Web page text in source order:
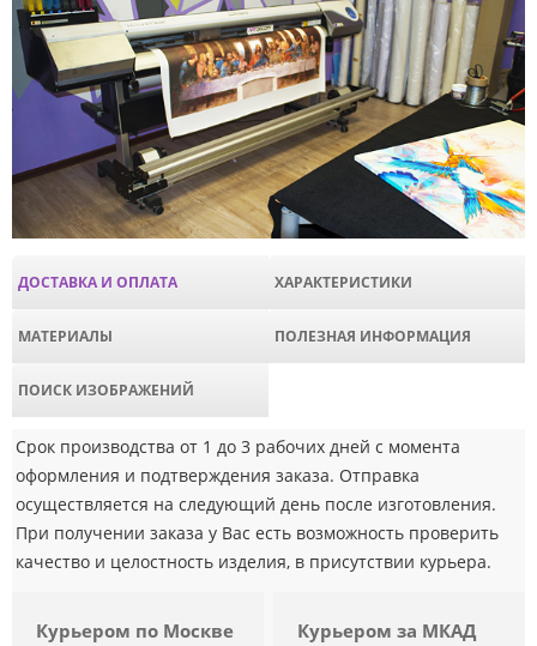
ДОСТАВКА И ОПЛАТА ХАРАКТЕРИСТИКИ
МАТЕРИАЛЫ ПОЛЕЗНАЯ ИНФОРМАЦИЯ
ПОИСК ИЗОБРАЖЕНИЙ
Срок производства от 1 до 3 рабочих дней с момента
оформления и подтверждения заказа. Отправка
осуществляется на следующий день после изготовления.
При получении заказа у Вас есть возможность проверить
качество и целостность изделия, в присутствии курьера.
Курьером по Москве Курьером за МКАД